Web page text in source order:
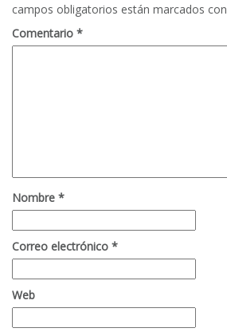
campos obligatorios están marcados con
Comentario *
Nombre *
Correo electrónico *
Web